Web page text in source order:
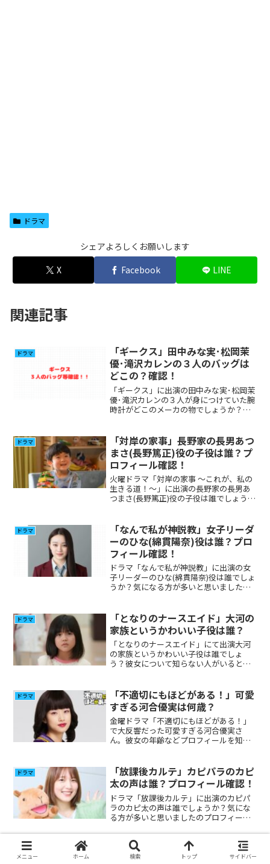
ドラマ
シェアよろしくお願いします
X
Facebook LINE
関連記事
ドラマ
「ギークス」田中みな実･松岡茉
優･滝沢カレンの３人のバッグは
どこの？確認！
「ギークス」に出演の田中みな実･松岡茉
優･滝沢カレンの３人が身につけていた腕
時計がどこのメーカの物でしょうか？気
ドラマ
「対岸の家事」長野家の長男あつ
まさ(長野篤正)役の子役は誰？プ
ロフィール確認！
火曜ドラマ「対岸の家事 〜これが、私の
生きる道！〜」に出演の長野家の長男あ
つまさ(長野篤正)役の子役は誰でしょう
ついて調べてみました。
ドラマ
「なんで私が神説教」女子リーダ
ーのひな(綿貫陽奈)役は誰？プロ
フィール確認！
ドラマ「なんで私が神説教」に出演の女
子リーダーのひな(綿貫陽奈)役は誰でしょ
うか？気になる方が多いと思いましたの
ドラマ
「となりのナースエイド」大河の
家族というかわいい子役は誰？
「となりのナースエイド」にて出演大河
の家族というかわいい子役は誰でしょ
う？彼女について知らない人がいると思
ドラマ
「不適切にもほどがある！」可愛
すぎる河合優実は何歳？
金曜ドラマ「不適切にもほどがある！」
で大反響だった可愛すぎる河合優実さ
ん。彼女の年齢などプロフィールを知ら
ドラマ
「放課後カルテ」カピパラのカピ
太の声は誰？プロフィール確認！
ドラマ「放課後カルテ」に出演のカピパ
ラのカピ太の声は誰でしょうか？気にな
る方が多いと思いましたのプロフィー
た。
メニュー ホーム 検索 トップ サイドバー